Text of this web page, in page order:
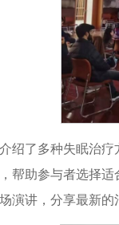
绍了多种失眠治
帮助参与者选择
演讲，分享最新